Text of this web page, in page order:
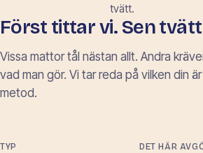
tvätt.
Först tittar vi. Sen
Vissa mattor tål nästan allt. Andra
vad man gör. Vi tar reda på vilken din
metod.
TYP DET HÄR